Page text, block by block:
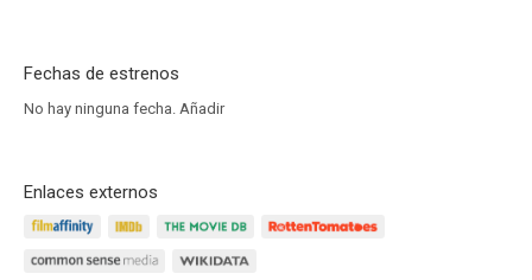
Fechas de estrenos
No hay ninguna fecha. Añadir
Enlaces externos